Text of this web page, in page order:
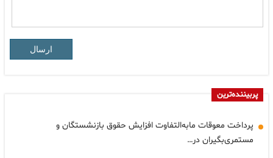
ارسال
پربیننده‌ترین
پرداخت معوقات مابه‌التفاوت افزایش حقوق بازنشستگان و
مستمری‌بگیران در…